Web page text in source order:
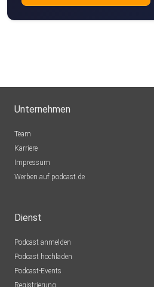
Unternehmen
Team
Karriere
Impressum
Werben auf podcast.de
Dienst
Podcast anmelden
Podcast hochladen
Podcast-Events
Registrierung